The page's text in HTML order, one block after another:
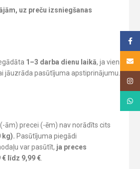
uz preču izsniegšanas
1–3 darba dienu laikā, ja vien
jāuzrāda pasūtījuma apstiprinājumu.
ām) precei (-ēm) nav norādīts cits
kg). Pasūtījuma piegādi
var pasūtīt, ja preces
€ līdz 9,99 €
Email